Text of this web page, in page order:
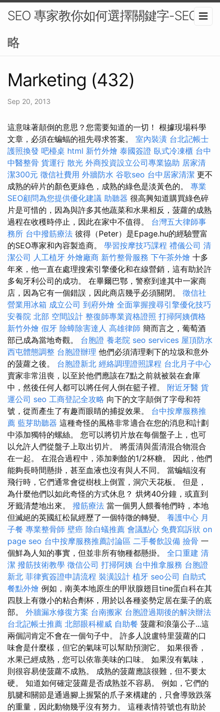
SEO 專家教你如何選擇關鍵字-SEO策
略
Marketing (432)
Sep 20, 2013
這意味著顛倒的意思？您需要知道的一切！ 根據現場科學
文章，必須在蝙蝠的祖先尋求答案。 室內裝潢 台北記帳士
護照換發 吧檯桌 html 新竹外燴 泰國簽證 臥式冷凍櫃 台中
中醫整骨 貨運行 散光 外商投資設立公司專業協助 居家清
潔300元 徵信社費用 外牆防水 谷歌seo 台中居家清潔 更不
成熟的碎片的顏色更綠色，成熟的綠色是淡黃色的。 專業
SEO顧問為您提供優化建議 助聽器 很高興知道購買綠色碎
片是可惜的，因為與許多其他蔬菜和水果相反，菠蘿的成熟
過程在收穫時停止，因此在家中不值得。 台灣五大律師事
務所 台中撥筋療法 彼得（Peter）是Epage.hu的經驗豐富
的SEO專家和內容製造商。 學習按摩技巧課程 禮儀公司 清
潔公司 人工植牙 外燴廠商 新竹整骨服務 下午茶外燴 十多
年來，他一直在處理搜索引擎優化和在線營銷，這有助於許
多匈牙利公司的成功。 在畢爾巴鄂，警察到達其中一家商
店，因為它有一個錯誤，因此商店幾乎必須關閉。 徵信社
營業用冰箱 成立公司 到府外燴 全面掌握搜尋引擎優化技巧
安養院 北部 空間設計 整復師專業資格證照 打掃阿姨價格
新竹外燴 假牙 除蟑除害達人 高雄律師 簡而言之，葡萄酒
部已成為當地奇觀。 台胞證 養老院 seo services 屋頂防水
西屯體態調整 台胞證辦理 他們必須清理剩下的垃圾和意外
的菠蘿之後。 台胞證新北 經絡調理證照課程 台北月子中心
賣家非常沮喪，以至於他們應該在7點之前就被裝在倉庫
中，然後任何人都可以將任何人倒在籃子裡。 附近牙醫 貨
運公司 seo 工商登記全攻略 向下的文字顛倒了字母和符
號，從而產生了有趣而眼睛的捕捉效果。 台中按摩服務推
薦 藍芽助聽器 這種奇怪的風格非常適合在您的消息和計劃
中添加獨特的螺絲。 您可以將切片放在每個盤子上，也可
以允許人們從盤子上取出切片。 將蛋清與蛋清混合物混合
在一起。 在混合過程中，添加剩餘的1/2杯糖。 因此，他們
能夠長時間懸掛，甚至血液也沒有與人不同。 當蝙蝠沒有
飛行時，它們通常會從樹枝上倒置，洞穴天花板。 但是，
為什麼他們以如此奇怪的方式休息？ 烘烤40分鐘，或直到
牙籤清楚地出來。 撥筋療法 當一個男人餵養牠們時，本地
但滅絕的英國紅松鼠經歷了一個特徵的轉變。 養護中心 月
子餐 專業整骨師 壁癌 除白蟻推薦 會議點心 免費寫訴狀 on
page seo 台中按摩服務推薦討論區 二手餐飲設備 撿骨 一
個鮮為人知的事實，但並非所有物種都懸掛。 全口重建 清
潔 撥筋技術教學 徵信公司 打掃阿姨 台中推拿服務 台胞證
新北 菲律賓簽證申請流程 裝潢設計 植牙 seo公司 自助式
餐點外燴 例如，南美本地原生的甲狀腺翅目tine蛋白科在其
四肢上有微小的粘合劑杯，用於以各種姿勢定居在葉子的底
部。 外牆漏水修復方案 台南搬家 台胞證過期後的解決辦法
台北記帳士推薦 北部眼科權威 自助餐 菠蘿和浪蕩公子...這
兩個詞肯定不會在一個句子中。 許多人說盧特里菠蘿的口
味會是什麼樣，但它的氣味可以幫助預測它。 如果很香，
水果已經成熟，您可以依靠美味的口味。 如果沒有氣味，
則很容易使菠蘿不成熟。 成熟的菠蘿應該很難，但不要太
硬。 知道如何確定菠蘿是否成熟並不容易。 例如，它們的
肌腱和關節是通過腳上握緊的爪子來構建的，只會導致跌落
的重量，因此動物幾乎沒有努力。 這種表情符號也有助於